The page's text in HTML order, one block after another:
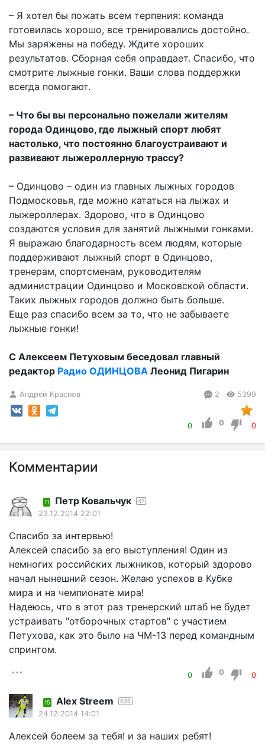
– Я хотел бы пожать всем терпения: команда
готовилась хорошо, все тренировались достойно.
Мы заряжены на победу. Ждите хороших
результатов. Сборная себя оправдает. Спасибо, что
смотрите лыжные гонки. Ваши слова поддержки
всегда помогают.
– Что бы вы персонально пожелали жителям
города Одинцово, где лыжный спорт любят
настолько, что постоянно благоустраивают и
развивают лыжероллерную трассу?
– Одинцово – один из главных лыжных городов
Подмосковья, где можно кататься на лыжах и
лыжероллерах. Здорово, что в Одинцово
создаются условия для занятий лыжными гонками.
Я выражаю благодарность всем людям, которые
поддерживают лыжный спорт в Одинцово,
тренерам, спортсменам, руководителям
администрации Одинцово и Московской области.
Таких лыжных городов должно быть больше.
Еще раз спасибо всем за то, что не забываете
лыжные гонки!
С Алексеем Петуховым беседовал главный
редактор Радио ОДИНЦОВА Леонид Пигарин
Андрей Краснов 2 5399
0 0 0
Комментарии
11 Петр Ковальчук 47
23.12.2014 22:01
Спасибо за интервью!
Алексей спасибо за его выступления! Один из
немногих российских лыжников, который здорово
начал нынешний сезон. Желаю успехов в Кубке
мира и на чемпионате мира!
Надеюсь, что в этот раз тренерский штаб не будет
устраивать "отборочных стартов" с участием
Петухова, как это было на ЧМ-13 перед командным
спринтом.
0 0 0
15 Alex Streem 636
24.12.2014 14:01
Алексей болеем за тебя! и за наших ребят!